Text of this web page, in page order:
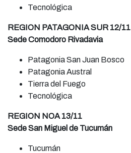
Tecnológica
REGION PATAGONIA SUR 12/11
Sede Comodoro Rivadavia
Patagonia San Juan Bosco
Patagonia Austral
Tierra del Fuego
Tecnológica
REGION NOA 13/11
Sede San Miguel de Tucumán
Tucumán